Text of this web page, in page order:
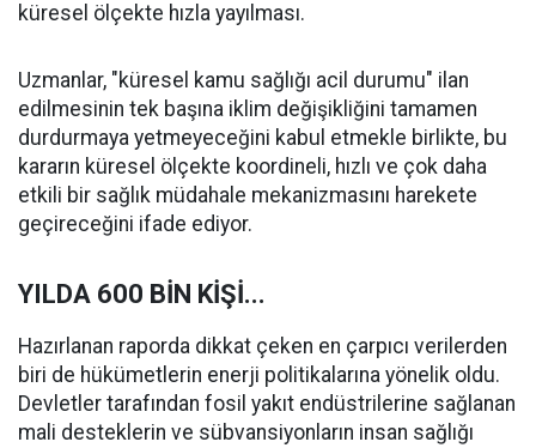
küresel ölçekte hızla yayılması.
Uzmanlar, "küresel kamu sağlığı acil durumu" ilan
edilmesinin tek başına iklim değişikliğini tamamen
durdurmaya yetmeyeceğini kabul etmekle birlikte, bu
kararın küresel ölçekte koordineli, hızlı ve çok daha
etkili bir sağlık müdahale mekanizmasını harekete
geçireceğini ifade ediyor.
YILDA 600 BİN KİŞİ...
Hazırlanan raporda dikkat çeken en çarpıcı verilerden
biri de hükümetlerin enerji politikalarına yönelik oldu.
Devletler tarafından fosil yakıt endüstrilerine sağlanan
mali desteklerin ve sübvansiyonların insan sağlığı